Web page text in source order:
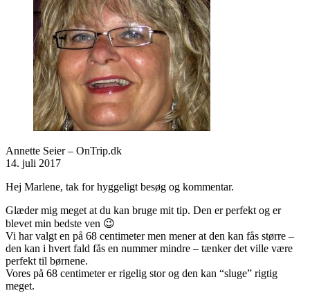
Annette Seier – OnTrip.dk
14. juli 2017
Hej Marlene, tak for hyggeligt besøg og kommentar.
Glæder mig meget at du kan bruge mit tip. Den er perfekt og er
blevet min bedste ven 😉
Vi har valgt en på 68 centimeter men mener at den kan fås større –
den kan i hvert fald fås en nummer mindre – tænker det ville være
perfekt til børnene.
Vores på 68 centimeter er rigelig stor og den kan “sluge” rigtig
meget.